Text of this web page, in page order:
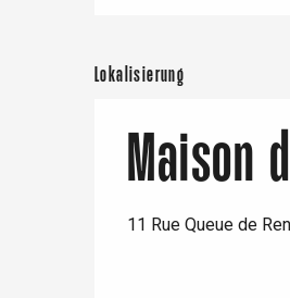
Lokalisierung
Maison
11 Rue Queue de